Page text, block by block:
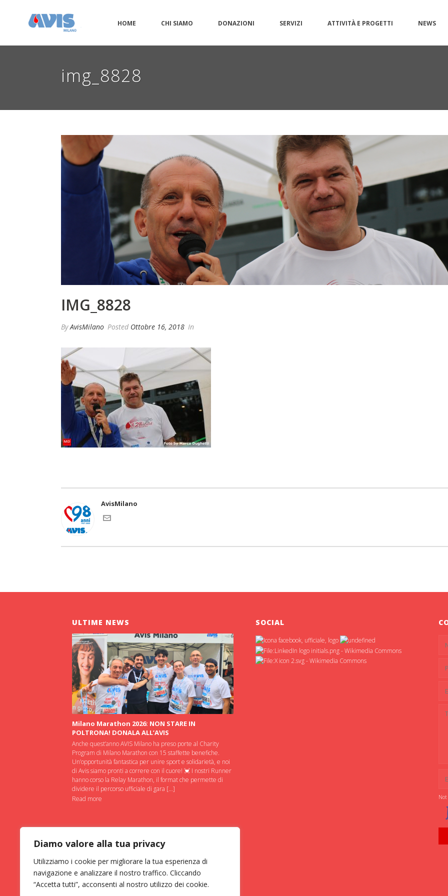
Diamo valore alla tua privacy
Utilizziamo i cookie per migliorare la tua esperienza di
navigazione e analizzare il nostro traffico. Cliccando
“Accetta tutti”, acconsenti al nostro utilizzo dei cookie.
HOME CHI SIAMO DONAZIONI SERVIZI ATTIVITÀ E PROGETTI NEWS
img_8828
IMG_8828
ByAvisMilano Posted Ottobre 16, 2018 In
AvisMilano
ULTIME NEWS
Milano Marathon 2026: NON STARE IN
POLTRONA! DONALA ALL’AVIS
Anche quest’anno AVIS Milano ha preso porte al Charity
Program di Milano Marathon con 15 staffette benefiche.
Un’opportunità fantastica per unire sport e solidarietà, e noi
di Avis siamo pronti a correre con il cuore! 💓 I nostri Runner
hanno corso la Relay Marathon, il format che permette di
dividere il percorso ufficiale di gara […]
Read more
SOCIAL